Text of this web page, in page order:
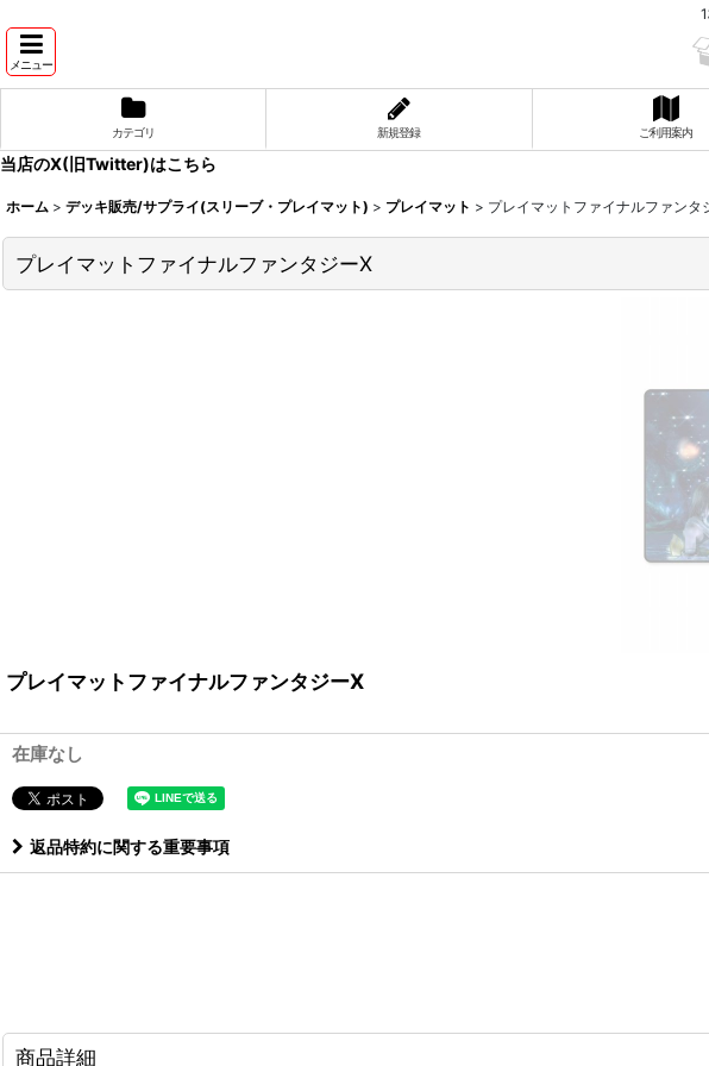
メニュー
カテゴリ 新規登録 ご利用案内
当店のX(旧Twitter)はこちら
ホーム > デッキ販売/サプライ(スリーブ・プレイマット) > プレイマット > プレイマットファイナルファンタ
プレイマットファイナルファンタジーX
プレイマットファイナルファンタジーX
在庫なし
返品特約に関する重要事項
商品詳細